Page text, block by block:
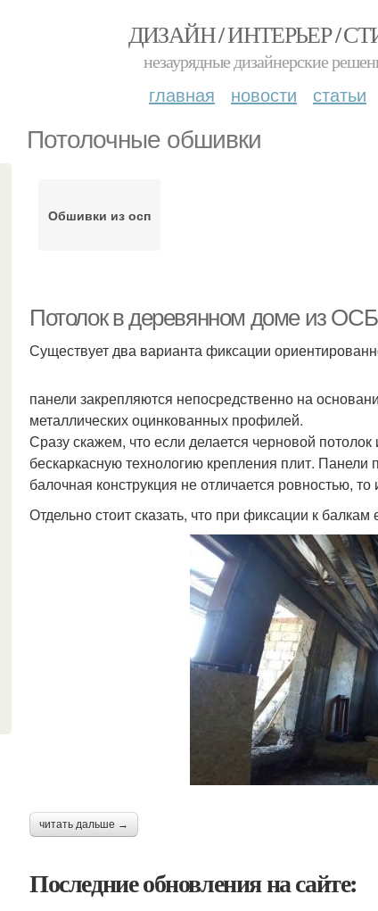
ДИЗАЙН / ИНТЕРЬЕР /
незаурядные дизайнерские
главная новости статьи
Потолочные обшивки
Обшивки из осп
Потолок в деревянном доме из
Существует два варианта фиксации
панели закрепляются непосредственно на
металлических оцинкованных профилей.
Сразу скажем, что если делается черновой
бескаркасную технологию крепления плит.
балочная конструкция не отличается ровностью,
Отдельно стоит сказать, что при фиксации к
читать дальше →
Последние обновления на сайте: